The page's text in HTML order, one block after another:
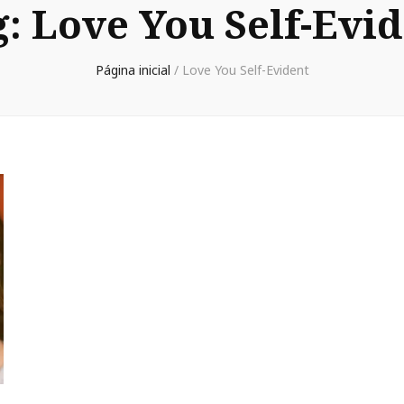
Love You Self-
Página inicial / Love You Self-Evident